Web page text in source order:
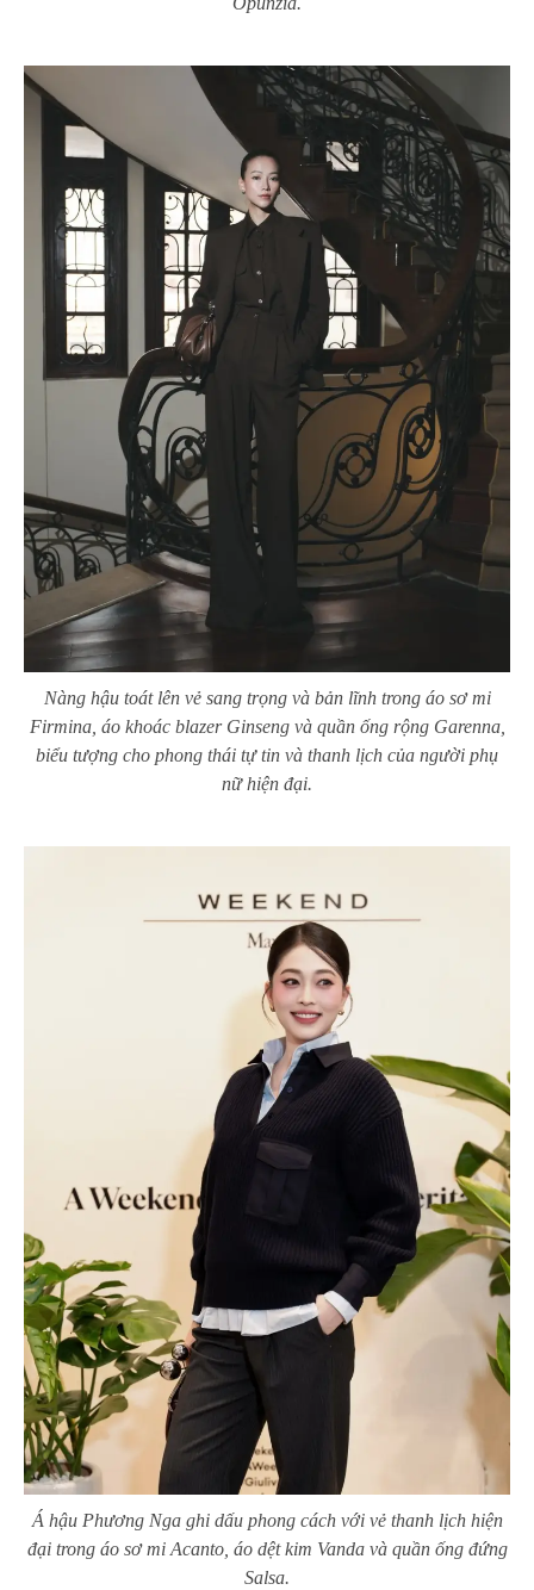
Nàng hậu toát lên vẻ sang trọng và bản lĩnh trong áo sơ mi
Firmina, áo khoác blazer Ginseng và quần ống rộng Garenna,
biểu tượng cho phong thái tự tin và thanh lịch của người phụ
nữ hiện đại.
Á hậu Phương Nga ghi dấu phong cách với vẻ thanh lịch hiện
đại trong áo sơ mi Acanto, áo dệt kim Vanda và quần ống đứng
Salsa.